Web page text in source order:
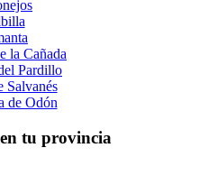
la Cañada
Pardillo
Salvanés
de Odón
tu provincia